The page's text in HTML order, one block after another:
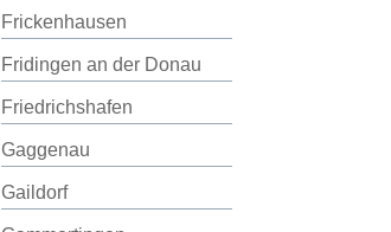
Frickenhausen
Fridingen an der Donau
Friedrichshafen
Gaggenau
Gaildorf